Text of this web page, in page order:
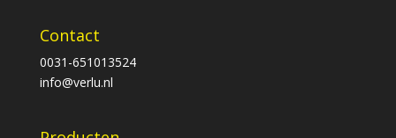
Contact
0031-651013524
info@verlu.nl